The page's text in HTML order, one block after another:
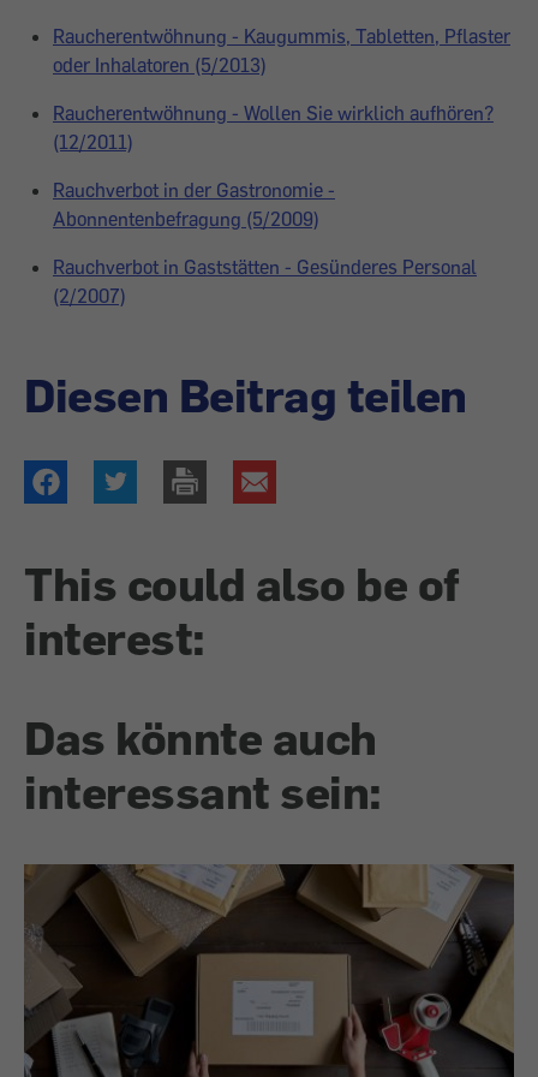
Raucherentwöhnung - Kaugummis, Tabletten, Pflaster
oder Inhalatoren (5/2013)
Raucherentwöhnung - Wollen Sie wirklich aufhören?
(12/2011)
Rauchverbot in der Gastronomie -
Abonnentenbefragung (5/2009)
Rauchverbot in Gaststätten - Gesünderes Personal
(2/2007)
Diesen Beitrag teilen
This could also be of
interest:
Das könnte auch
interessant sein: